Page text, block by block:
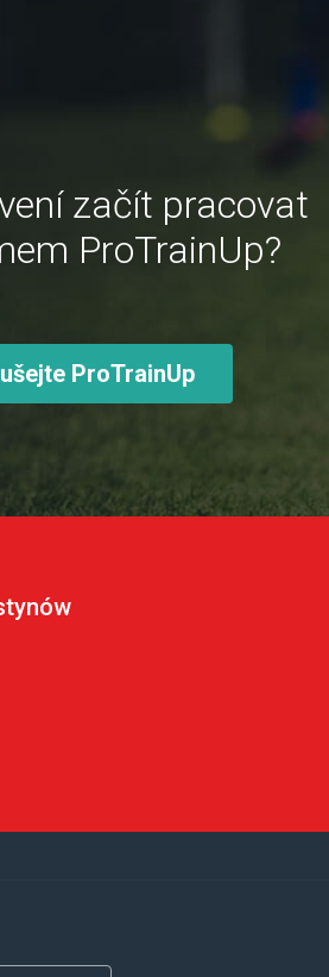
začít pracovat
ProTrainUp?
ProTrainUp